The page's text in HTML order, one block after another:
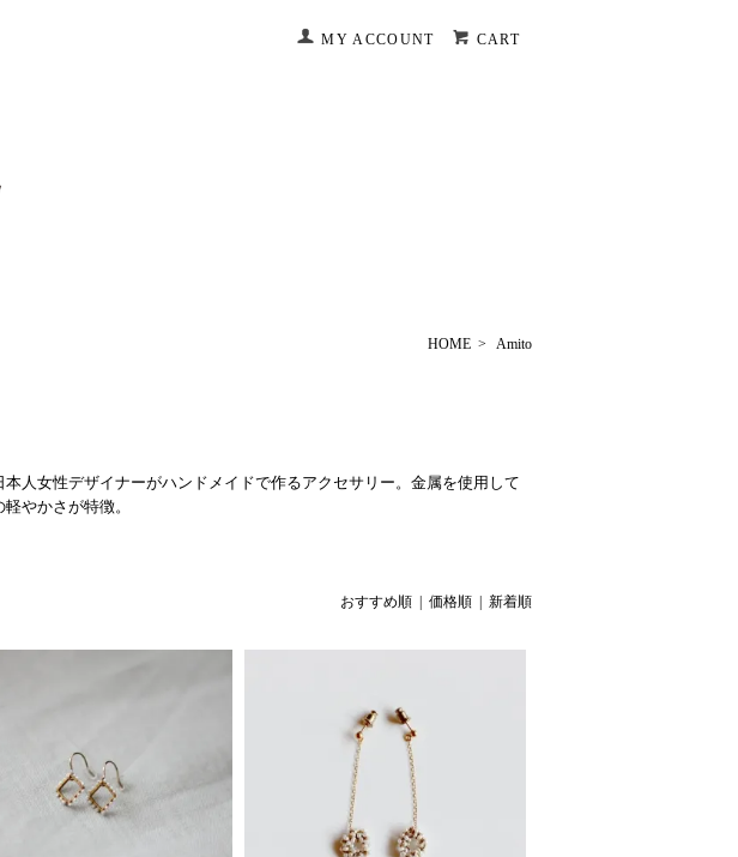
MY ACCOUNT CART
HOME > Amito
人女性デザイナーがハンドメイドで作るアクセサリー。金属を使用して
やかさが特徴。
おすすめ順 | 価格順 | 新着順